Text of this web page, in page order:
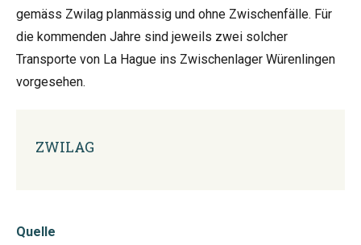
gemäss Zwilag planmässig und ohne Zwischenfälle. Für
die kommenden Jahre sind jeweils zwei solcher
Transporte von La Hague ins Zwischenlager Würenlingen
vorgesehen.
ZWILAG
Quelle